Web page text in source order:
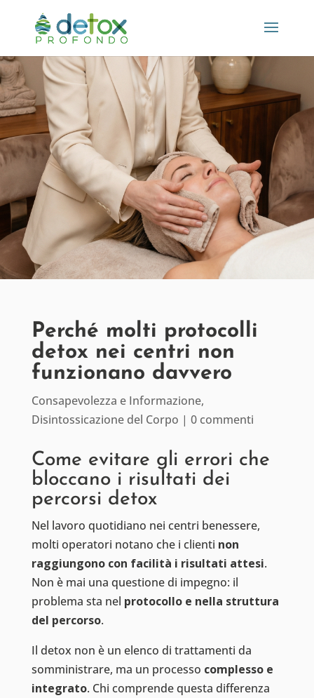
Perché molti protocolli
detox nei centri non
funzionano davvero
Consapevolezza e Informazione,
Disintossicazione del Corpo | 0 commenti
Come evitare gli errori che
bloccano i risultati dei
percorsi detox
Nel lavoro quotidiano nei centri benessere,
molti operatori notano che i clienti non
raggiungono con facilità i risultati attesi.
Non è mai una questione di impegno: il
problema sta nel protocollo e nella struttura
del percorso.
Il detox non è un elenco di trattamenti da
somministrare, ma un processo complesso e
integrato. Chi comprende questa differenza